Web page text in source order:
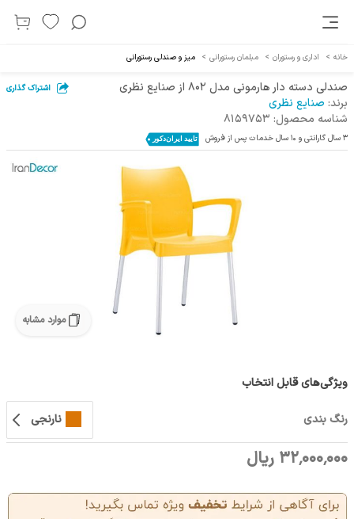
خانه > اداری و رستوران > مبلمان رستورانی > میز و صندلی رستورانی
صندلی دسته دار هارمونی مدل 802 از صنایع نظری اشتراک گذاری
برند: صنایع نظری
شناسه محصول: 8159753
3 سال گارانتی و 10 سال خدمات پس از فروش
موارد مشابه
ویژگی‌های قابل انتخاب
رنگ بندی نارنجی
32٬000٬000 ریال